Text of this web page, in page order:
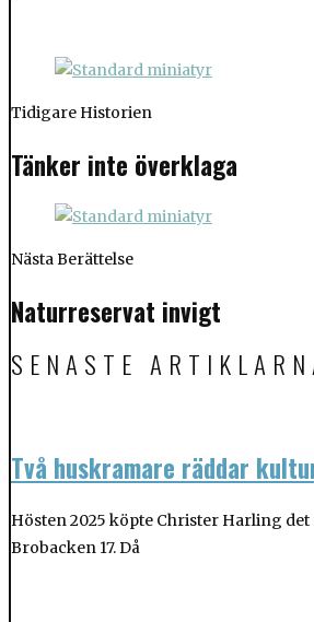
Tidigare Historien
Tänker inte överklaga
Nästa Berättelse
Naturreservat invigt
SENASTE
Två huskramare räddar
Hösten 2025 köpte Christer Harling det
Brobacken 17. Då